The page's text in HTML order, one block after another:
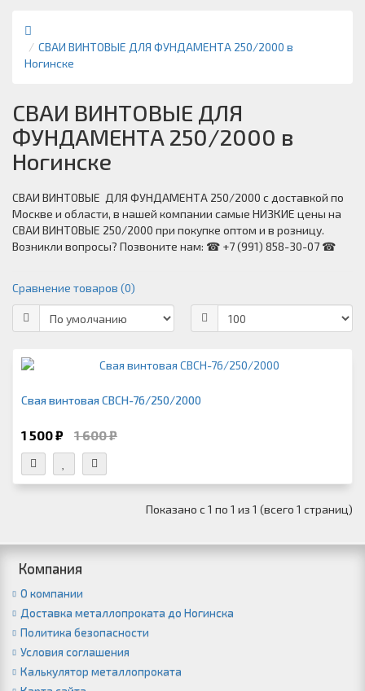
СВАИ ВИНТОВЫЕ ДЛЯ ФУНДАМЕНТА 250/2000 в
Ногинске
СВАИ ВИНТОВЫЕ ДЛЯ
ФУНДАМЕНТА 250/2000 в
Ногинске
СВАИ ВИНТОВЫЕ ДЛЯ ФУНДАМЕНТА 250/2000 с доставкой по
Москве и области, в нашей компании самые НИЗКИЕ цены на
СВАИ ВИНТОВЫЕ 250/2000 при покупке оптом и в розницу.
Возникли вопросы? Позвоните нам: ☎ +7 (991) 858-30-07 ☎
Сравнение товаров (0)
Свая винтовая СВСН-76/250/2000
1 500 ₽ 1 600 ₽
Показано с 1 по 1 из 1 (всего 1 страниц)
Компания
О компании
Доставка металлопроката до Ногинска
Политика безопасности
Условия соглашения
Калькулятор металлопроката